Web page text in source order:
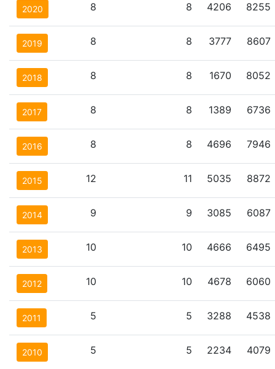
2020 8 8 4206 8255
2019 8 8 3777 8607
2018 8 8 1670 8052
2017 8 8 1389 6736
2016 8 8 4696 7946
2015 12 11 5035 8872
2014 9 9 3085 6087
2013 10 10 4666 6495
2012 10 10 4678 6060
2011 5 5 3288 4538
2010 5 5 2234 4079